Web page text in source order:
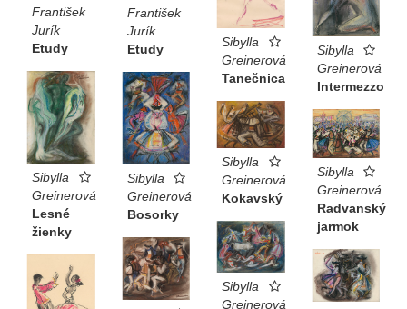
František
Jurík
Etudy
František
Jurík
Etudy
Sibylla
Greinerová
Tanečnica
Sibylla
Greinerová
Intermezzo
Sibylla
Greinerová
Lesné
žienky
Sibylla
Greinerová
Bosorky
Sibylla
Greinerová
Kokavský
Sibylla
Greinerová
Radvanský
jarmok
Sibylla
Greinerová